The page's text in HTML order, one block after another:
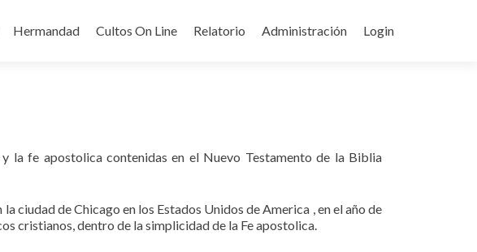
Hermandad Cultos On Line Relatorio Administración Login
la fe apostolica contenidas en el Nuevo Testamento de la Biblia
ciudad de Chicago en los Estados Unidos de America , en el año de
cristianos, dentro de la simplicidad de la Fe apostolica.